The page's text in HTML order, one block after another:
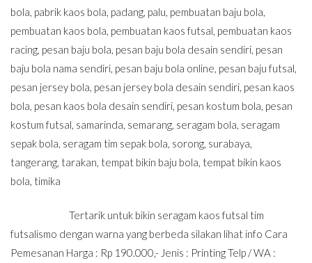
bola, pabrik kaos bola, padang, palu, pembuatan baju bola,
pembuatan kaos bola, pembuatan kaos futsal, pembuatan kaos
racing, pesan baju bola, pesan baju bola desain sendiri, pesan
baju bola nama sendiri, pesan baju bola online, pesan baju futsal,
pesan jersey bola, pesan jersey bola desain sendiri, pesan kaos
bola, pesan kaos bola desain sendiri, pesan kostum bola, pesan
kostum futsal, samarinda, semarang, seragam bola, seragam
sepak bola, seragam tim sepak bola, sorong, surabaya,
tangerang, tarakan, tempat bikin baju bola, tempat bikin kaos
bola, timika
Tertarik untuk bikin seragam kaos futsal tim
futsalismo dengan warna yang berbeda silakan lihat info Cara
Pemesanan Harga : Rp 190.000,- Jenis : Printing Telp / WA :